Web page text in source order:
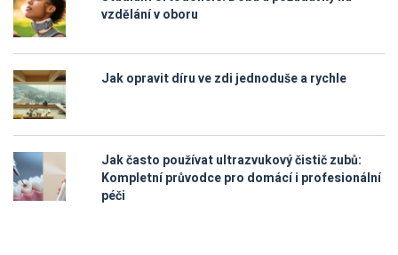
vzdělání v oboru
Jak opravit díru ve zdi jednoduše a rychle
Jak často používat ultrazvukový čistič zubů:
Kompletní průvodce pro domácí i profesionální
péči